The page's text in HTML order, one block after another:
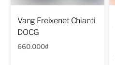
Vang Freixenet Chianti
DOCG
660.000₫